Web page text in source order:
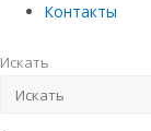
Контакты
Искать